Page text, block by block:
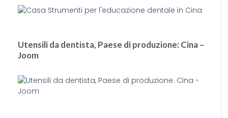
Utensili da dentista, Paese di produzione: Cina –
Joom